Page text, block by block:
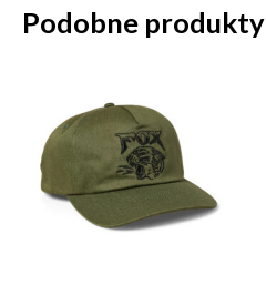
Podobne produkty